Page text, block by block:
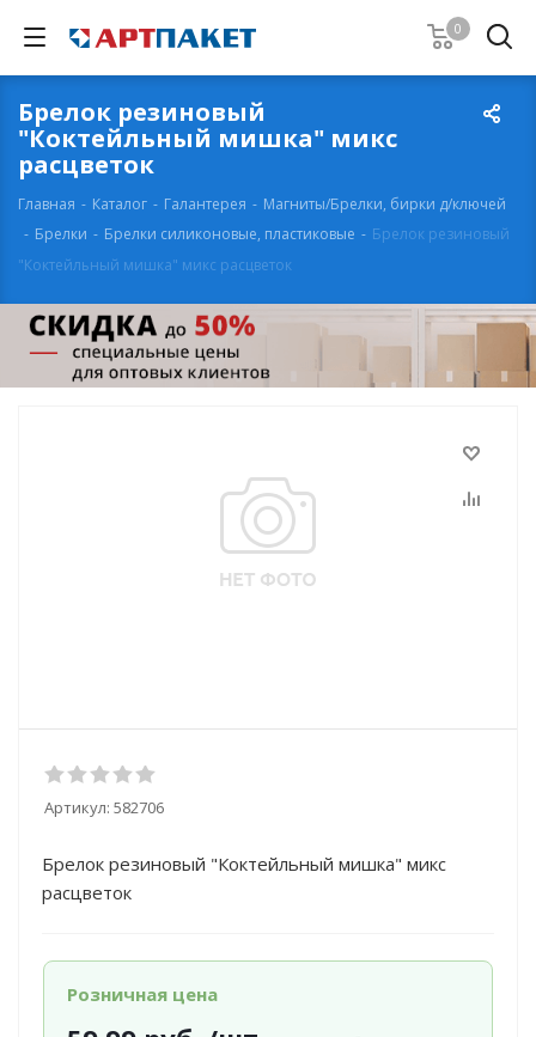
0
Брелок резиновый
"Коктейльный мишка" микс
расцветок
Главная - Каталог - Галантерея - Магниты/Брелки, бирки д/ключей
- Брелки - Брелки силиконовые, пластиковые - Брелок резиновый
"Коктейльный мишка" микс расцветок
Артикул: 582706
Брелок резиновый "Коктейльный мишка" микс
расцветок
Розничная цена